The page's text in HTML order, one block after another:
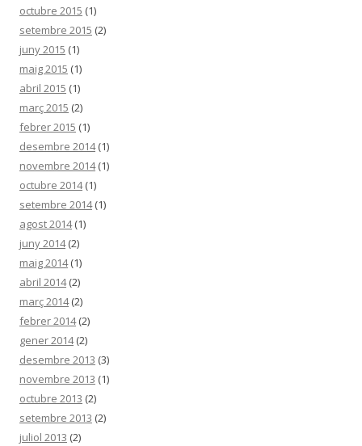
octubre 2015 (1)
setembre 2015 (2)
juny 2015 (1)
maig 2015 (1)
abril 2015 (1)
març 2015 (2)
febrer 2015 (1)
desembre 2014(1)
novembre 2014(1)
octubre 2014(1)
setembre 2014(1)
agost 2014(1)
juny 2014(2)
maig 2014(1)
abril 2014(2)
març 2014(2)
febrer 2014(2)
gener 2014(2)
desembre 2013 (3)
novembre 2013 (1)
octubre 2013 (2)
setembre 2013 (2)
juliol 2013 (2)